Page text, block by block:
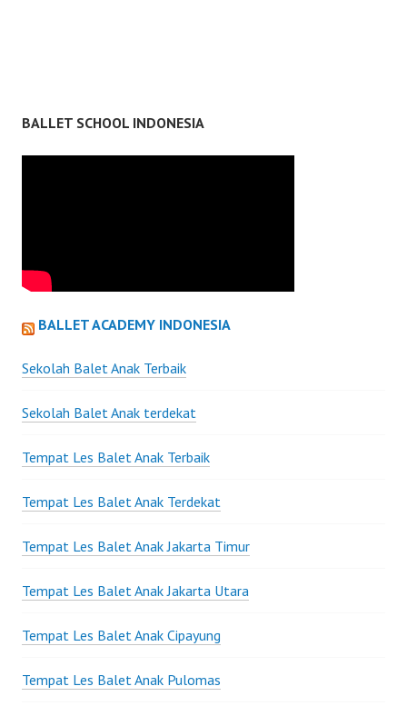
BALLET SCHOOL INDONESIA
BALLET ACADEMY INDONESIA
Sekolah Balet Anak Terbaik
Sekolah Balet Anak terdekat
Tempat Les Balet Anak Terbaik
Tempat Les Balet Anak Terdekat
Tempat Les Balet Anak Jakarta Timur
Tempat Les Balet Anak Jakarta Utara
Tempat Les Balet Anak Cipayung
Tempat Les Balet Anak Pulomas